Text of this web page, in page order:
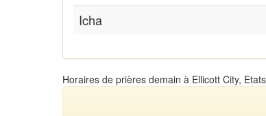
Icha
Horaires de prières demain à Ellicott City,